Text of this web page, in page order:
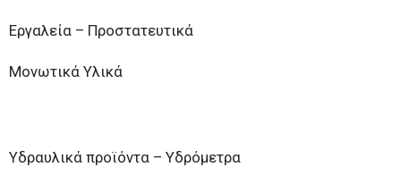
Εργαλεία – Προστατευτικά
Μονωτικά Υλικά
Υδραυλικά προϊόντα – Υδρόμετρα